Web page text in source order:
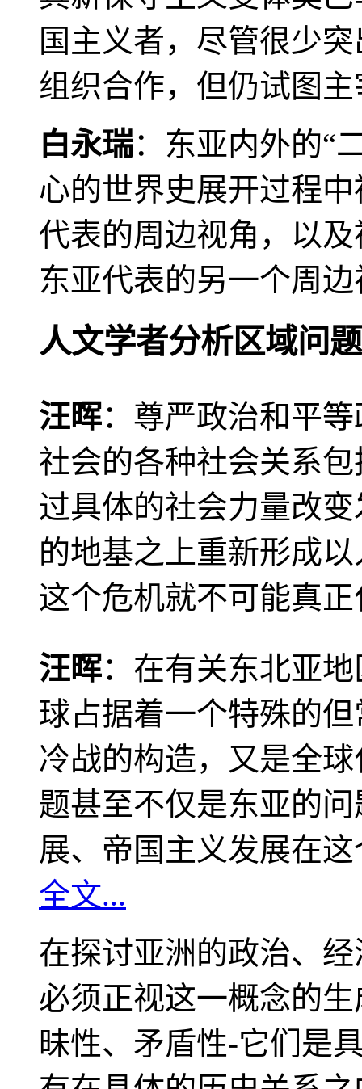
国主义者，尽管很少
组织合作，但仍试图
白永瑞：东亚内外的“
心的世界史展开过程
代表的周边视角，以
东亚代表的另一个周
人文学者分析区域问题
汪晖：尊严政治和平
社会的各种社会关系
过具体的社会力量改
的地基之上重新形成
这个危机就不可能真
汪晖：在有关东北亚
球占据着一个特殊的
冷战的构造，又是全
题甚至不仅是东亚的
展、帝国主义发展在
全文...
在探讨亚洲的政治、
必须正视这一概念的
昧性、矛盾性-它们是